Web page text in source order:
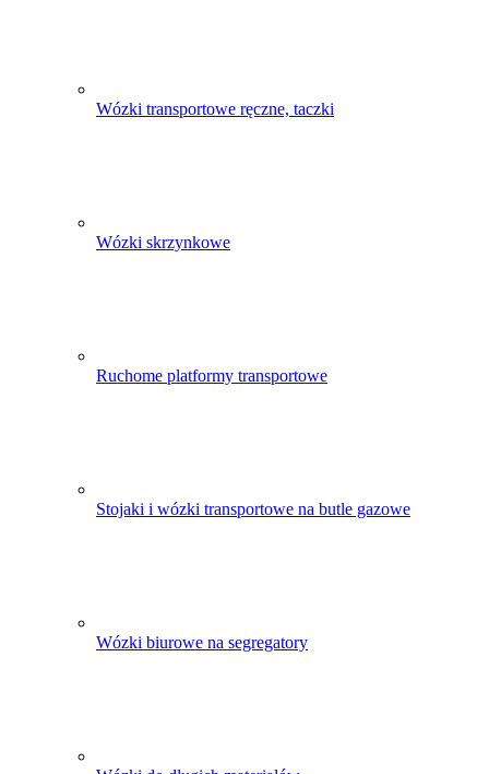
Wózki transportowe ręczne, taczki
Wózki skrzynkowe
Ruchome platformy transportowe
Stojaki i wózki transportowe na butle gazowe
Wózki biurowe na segregatory